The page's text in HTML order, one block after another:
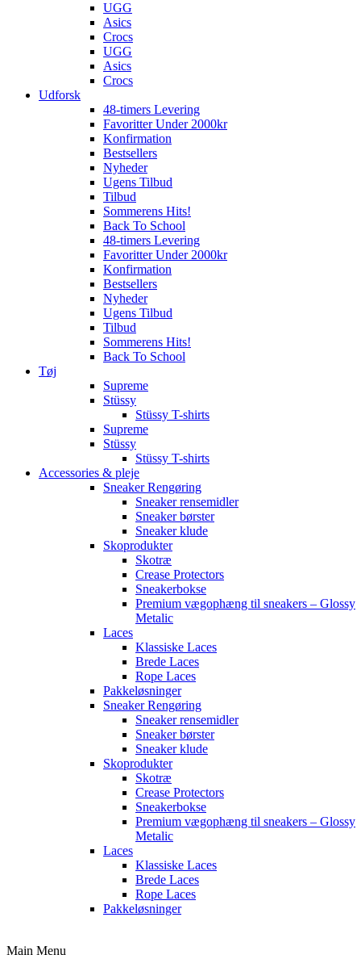
UGG
Asics
Crocs
UGG
Asics
Crocs
Udforsk
48-timers Levering
Favoritter Under 2000kr
Konfirmation
Bestsellers
Nyheder
Ugens Tilbud
Tilbud
Sommerens Hits!
Back To School
48-timers Levering
Favoritter Under 2000kr
Konfirmation
Bestsellers
Nyheder
Ugens Tilbud
Tilbud
Sommerens Hits!
Back To School
Tøj
Supreme
Stüssy
Stüssy T-shirts
Supreme
Stüssy
Stüssy T-shirts
Accessories & pleje
Sneaker Rengøring
Sneaker rensemidler
Sneaker børster
Sneaker klude
Skoprodukter
Skotræ
Crease Protectors
Sneakerbokse
Premium vægophæng til sneakers – Glossy
Metalic
Laces
Klassiske Laces
Brede Laces
Rope Laces
Pakkeløsninger
Sneaker Rengøring
Sneaker rensemidler
Sneaker børster
Sneaker klude
Skoprodukter
Skotræ
Crease Protectors
Sneakerbokse
Premium vægophæng til sneakers – Glossy
Metalic
Laces
Klassiske Laces
Brede Laces
Rope Laces
Pakkeløsninger
Main Menu